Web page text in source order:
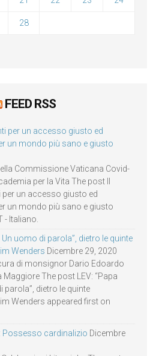
28
FEED RSS
per un accesso giusto ed
un mondo più sano e giusto
Commissione Vaticana Covid-
per la Vita The post Il
un accesso giusto ed
un mondo più sano e giusto
- Italiano.
Un uomo di parola”, dietro le quinte
Wenders Dicembre 29, 2020
di monsignor Dario Edoardo
The post LEV: “Papa
dietro le quinte
Wenders appeared first on
Possesso cardinalizio Dicembre